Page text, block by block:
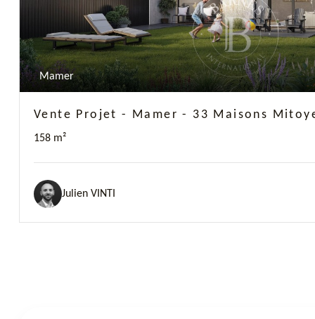
Mamer
Vente Projet - Mamer - 33 Maisons
158 m²
Julien VINTI